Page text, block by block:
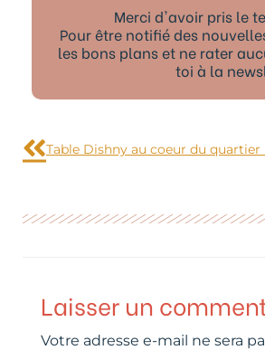
Merci d'avoir pris le
Pour être notifié des
les bons plans et ne rater
toi à la
Table Dishny au coeur du quartier
Laisser un
Votre adresse e-mail ne sera